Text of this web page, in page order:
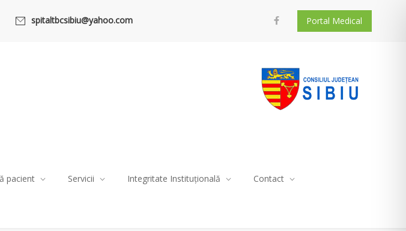
spitaltbcsibiu@yahoo.com Portal Medical
pacient Servicii Integritate Instituțională Contact